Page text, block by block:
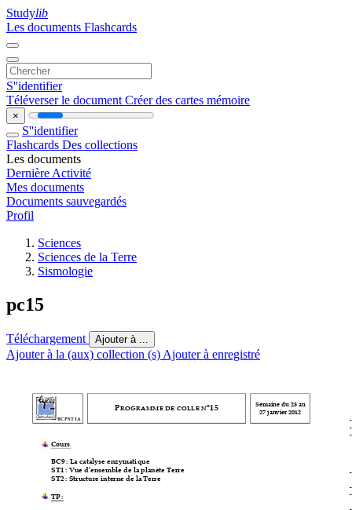
Studylib
Les documents Flashcards
S''identifier
Téléverser le document Créer des cartes mémoire
×
S''identifier
Flashcards Des collections
Les documents
Dernière Activité
Mes documents
Documents sauvegardés
Profil
Sciences
Sciences de la Terre
Sismologie
pc15
Téléchargement Ajouter à ...
Ajouter à la (aux) collection (s) Ajouter à enregistré
BCPST1A
PROGRAMME DE COLLE N°15
Semaine du 23 au
27 janvier 2012
Cours
BC9 : La catalyse enzymatique
ST1 : Vue d’ensemble de la planète Terre
ST2 : Structure interne de la Terre
TP :